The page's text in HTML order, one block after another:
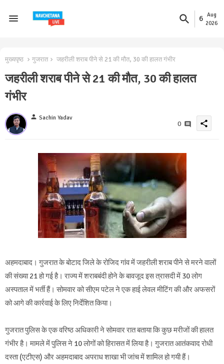
6
Aug
2026
मुख्यपृष्ठ गुजरात जहरीली शराब पीने से 21 की मौत, 30 की हालत गंभीर
जहरीली शराब पीने से 21 की मौत, 30 की हालत
गंभीर
person Sachin Yadav
0 share
अहमदाबाद। गुजरात के बोटाद जिले के रोजिद गांव में जहरीली शराब पीने से मरने वालों
की संख्या 21 हो गई है। राज्य में शराबबंदी होने के बावजूद इस त्रासदी में 30 लोग
अस्पताल में भर्ती हैं। सोमवार को सीएम पटेल ने एक हाई लेवल मीटिंग की और अफसरों
को आगे की कार्रवाई के लिए निर्देशित किया।
गुजरात पुलिस के एक वरिष्ठ अधिकारी ने सोमवार रात बताया कि कुछ मरीजों की हालत
गंभीर है। मामले में पुलिस ने 10 लोगों को हिरासत में लिया है। गुजरात आतंकवाद रोधी
दस्ता (एटीएस) और अहमदाबाद अपराध शाखा भी जांच में शामिल हो गयी हैं।